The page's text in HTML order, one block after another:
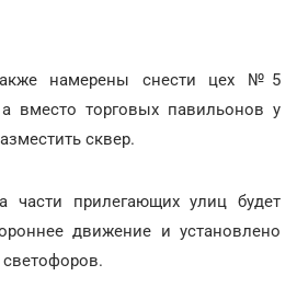
намерены снести цех №5
вместо торговых павильонов у
сквер.
части прилегающих улиц будет
движение и установлено